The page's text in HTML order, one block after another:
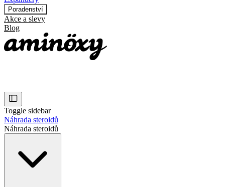
Poradenství
Akce a slevy
Blog
Toggle sidebar
Náhrada steroidů
Náhrada steroidů